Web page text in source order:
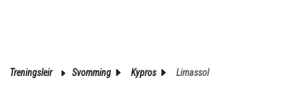
Treningsleir Svomming Kypros Limassol